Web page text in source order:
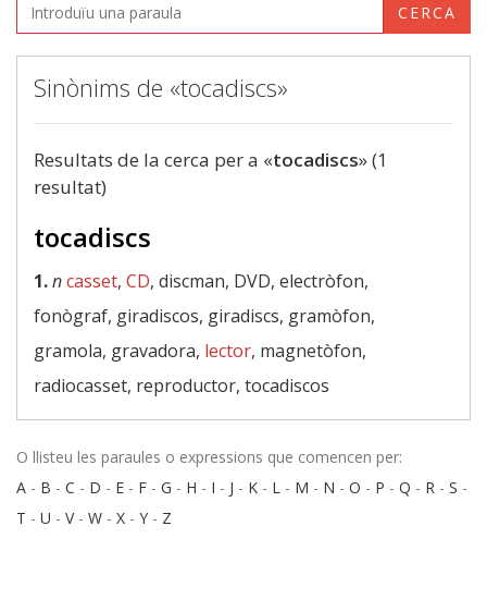
CERCA
Sinònims de «tocadiscs»
Resultats de la cerca per a «tocadiscs» (1
resultat)
tocadiscs
1.ncasset, CD, discman, DVD, electròfon,
fonògraf, giradiscos, giradiscs, gramòfon,
gramola, gravadora, lector, magnetòfon,
radiocasset, reproductor, tocadiscos
O llisteu les paraules o expressions que comencen per:
A - B - C - D - E - F - G - H - I - J - K - L - M - N - O - P - Q - R - S -
T - U - V- W - X - Y - Z